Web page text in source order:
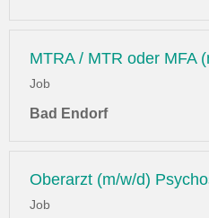
MTRA / MTR oder MFA
Job
Bad Endorf
Oberarzt (m/w/d)
Job